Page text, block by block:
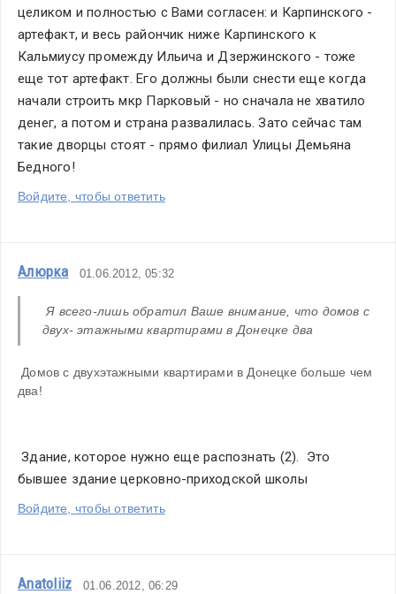
целиком и полностью с Вами согласен: и Карпинского -
артефакт, и весь райончик ниже Карпинского к
Кальмиусу промежду Ильича и Дзержинского - тоже
еще тот артефакт. Его должны были снести еще когда
начали строить мкр Парковый - но сначала не хватило
денег, а потом и страна развалилась. Зато сейчас там
такие дворцы стоят - прямо филиал Улицы Демьяна
Бедного!
Войдите, чтобы ответить
Алюрка 01.06.2012, 05:32
Я всего-лишь обратил Ваше внимание, что домов с
двух- этажными квартирами в Донецке два
Домов с двухэтажными квартирами в Донецке больше чем
два!
Здание, которое нужно еще распознать (2).  Это
бывшее здание церковно-приходской школы
Войдите, чтобы ответить
Anatoliiz 01.06.2012, 06:29